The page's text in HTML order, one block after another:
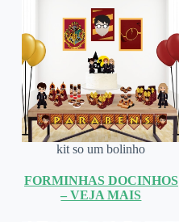
kit so um bolinho
FORMINHAS DOCINHOS
– VEJA MAIS